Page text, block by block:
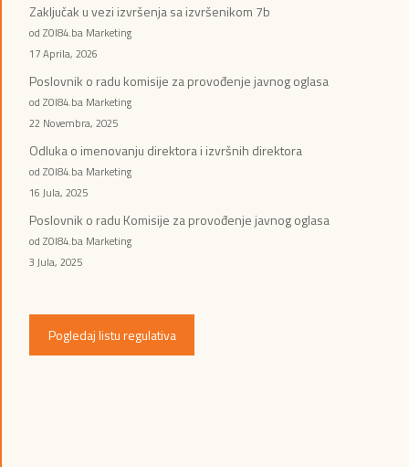
Zaključak u vezi izvršenja sa izvršenikom 7b
od ZOI84.ba Marketing
17 Aprila, 2026
Poslovnik o radu komisije za provođenje javnog oglasa
od ZOI84.ba Marketing
22 Novembra, 2025
Odluka o imenovanju direktora i izvršnih direktora
od ZOI84.ba Marketing
16 Jula, 2025
Poslovnik o radu Komisije za provođenje javnog oglasa
od ZOI84.ba Marketing
3 Jula, 2025
Pogledaj listu regulativa